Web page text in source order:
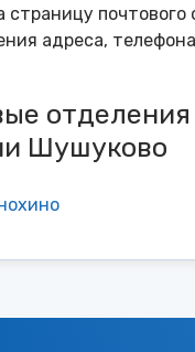
страницу почтового
адреса,
отделения
Шушуково